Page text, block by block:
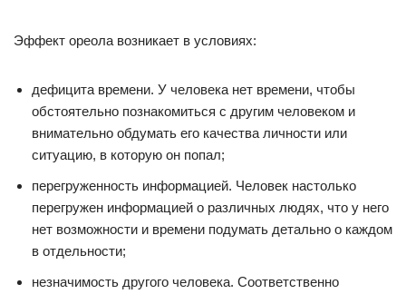
Эффект ореола возникает в условиях:
дефицита времени. У человека нет времени, чтобы
обстоятельно познакомиться с другим человеком и
внимательно обдумать его качества личности или
ситуацию, в которую он попал;
перегруженность информацией. Человек настолько
перегружен информацией о различных людях, что у него
нет возможности и времени подумать детально о каждом
в отдельности;
незначимость другого человека. Соответственно